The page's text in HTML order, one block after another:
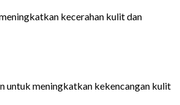
kecerahan kulit dan
untuk meningkatkan kekencangan kulit